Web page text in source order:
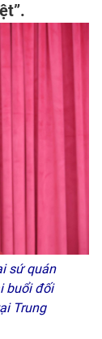
sứ quán
buổi đối
Trung